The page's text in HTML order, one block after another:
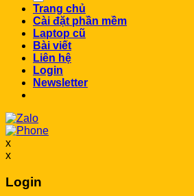
Trang chủ
Cài đặt phần mềm
Laptop cũ
Bài viết
Liên hệ
Login
Newsletter
x
x
Login